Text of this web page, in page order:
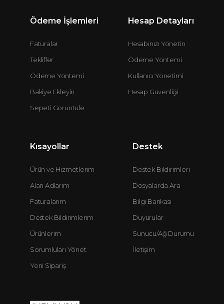
Ödeme İşlemleri
Faturalar
Teklifler
Ödeme Yöntemi
Bakiye Ekleyin
Sepeti Görüntüle
Hesap Detayları
Hesabınızı Yönetin
Ödeme Yöntemi
Kullanıcı Yönetimi
Hesap Güvenliği
Kısayollar
Ürün ve Hizmetlerim
Alan Adlarım
Faturalarım
Destek Bildirimlerim
Ürünlerim
Sorumluları Yönet
Yeni Sipariş
Destek
Destek Bildirimleri
Dosyalarda Ara
Bilgi Bankası
Duyurular
Sunucu/Ağ Durumu
İletişim